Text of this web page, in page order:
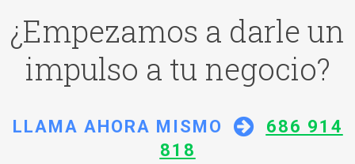
¿Empezamos a darle un
impulso a tu negocio?
LLAMA AHORA MISMO
686 914
818